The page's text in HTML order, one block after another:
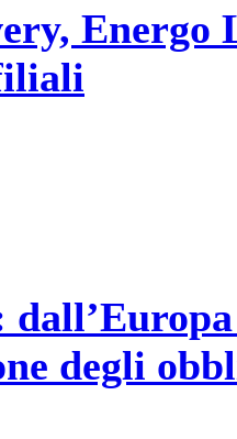
degli